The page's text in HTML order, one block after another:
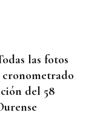
las fotos
del 58